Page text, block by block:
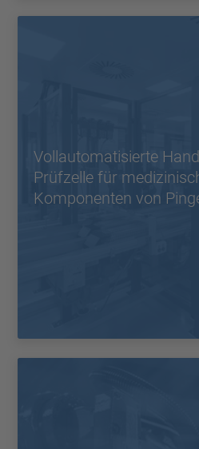
Vollautomatisierte
Prüfzelle für
Komponenten von